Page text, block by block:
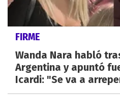
FIRME
Wanda Nara habló
Argentina y apuntó
Icardi: "Se va a